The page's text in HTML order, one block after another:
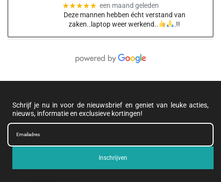
★★★★★ een maand geleden
Deze mannen hebben écht verstand van
zaken..laptop weer werkend..
.!!
Schrijf je nu in voor de nieuwsbrief en geniet van leuke acties,
nieuws, informatie en exclusieve kortingen!
Inschrijven